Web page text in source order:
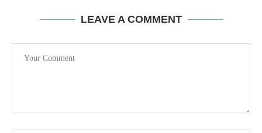
LEAVE A COMMENT